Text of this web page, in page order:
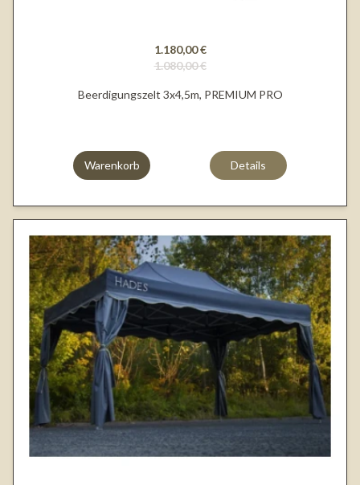
1.180,00 €
1.080,00 €
Beerdigungszelt 3x4,5m, PREMIUM PRO
Warenkorb Details